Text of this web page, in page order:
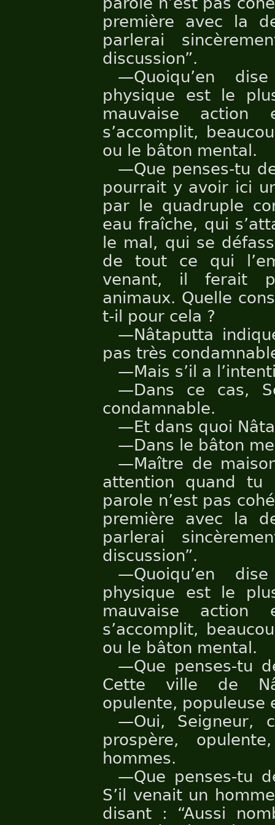
première avec la
parlerai
discussion”.
—Quoiqu’en
physique est le
mauvaise action
s’accomplit,
ou le bâton mental.
—Que penses-tu
pourrait y avoir ici
par le quadruple
eau fraîche, qui
le mal, qui se
de tout ce qui
venant, il ferait
animaux. Quelle
t-il pour cela ?
—Nâtaputta
pas très
—Mais s’il a
—Dans ce cas,
condamnable.
—Et dans quoi
—Dans le bâton
—Maître de
attention quand tu
parole n’est pas
première avec la
parlerai
discussion”.
—Quoiqu’en
physique est le
mauvaise action
s’accomplit,
ou le bâton mental.
—Que penses-tu
Cette ville de
opulente, populeuse
—Oui, Seigneur,
prospère,
hommes.
—Que penses-tu
S’il venait un
disant : “Aussi